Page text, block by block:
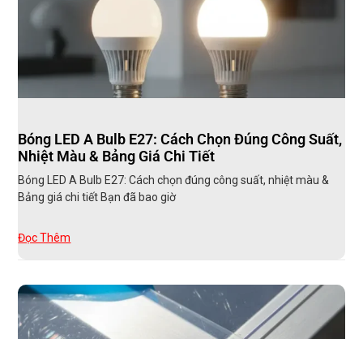
Bóng LED A Bulb E27: Cách Chọn Đúng Công Suất,
Nhiệt Màu & Bảng Giá Chi Tiết
Bóng LED A Bulb E27: Cách chọn đúng công suất, nhiệt màu &
Bảng giá chi tiết Bạn đã bao giờ
Đọc Thêm